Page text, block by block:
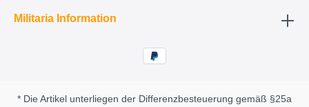
Militaria Information
* Die Artikel unterliegen der Differenzbesteuerung gemäß §25a